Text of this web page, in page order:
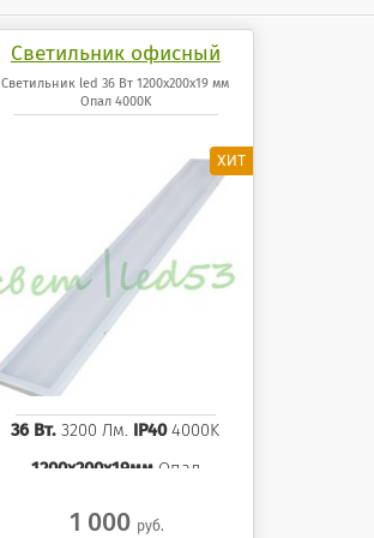
Светильник офисный
светодиодный 36 Вт
1200x200x19 мм Опал
Светильник led 36 Вт 1200x200x19 мм
Опал 4000K
36 Вт. 3200 Лм. IP404000K
1200x200x19ммОпал
1 000 руб.